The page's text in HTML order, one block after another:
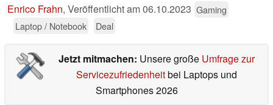
Enrico Frahn, Veröffentlicht am06.10.2023 Gaming
Laptop / Notebook
Deal
Jetzt mitmachen: Unsere große Umfrage zur
Servicezufriedenheitbei Laptops und
Smartphones 2026